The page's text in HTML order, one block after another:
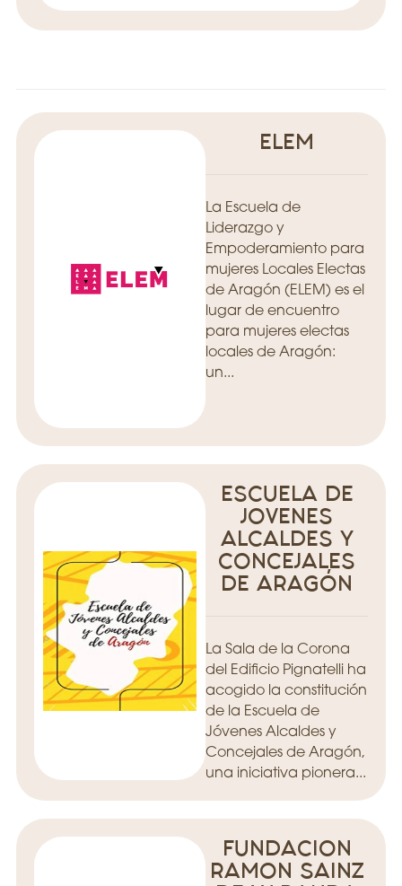
ELEM
La Escuela de
Liderazgo y
Empoderamiento para
mujeres Locales Electas
de Aragón (ELEM) es el
lugar de encuentro
para mujeres electas
locales de Aragón:
un...
ESCUELA DE
JOVENES
ALCALDES Y
CONCEJALES
DE ARAGÓN
La Sala de la Corona
del Edificio Pignatelli ha
acogido la constitución
de la Escuela de
Jóvenes Alcaldes y
Concejales de Aragón,
una iniciativa pionera...
FUNDACION
RAMON SAINZ